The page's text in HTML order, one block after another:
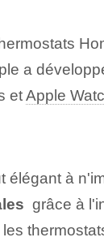
a
etApple
élégant à
grâce à